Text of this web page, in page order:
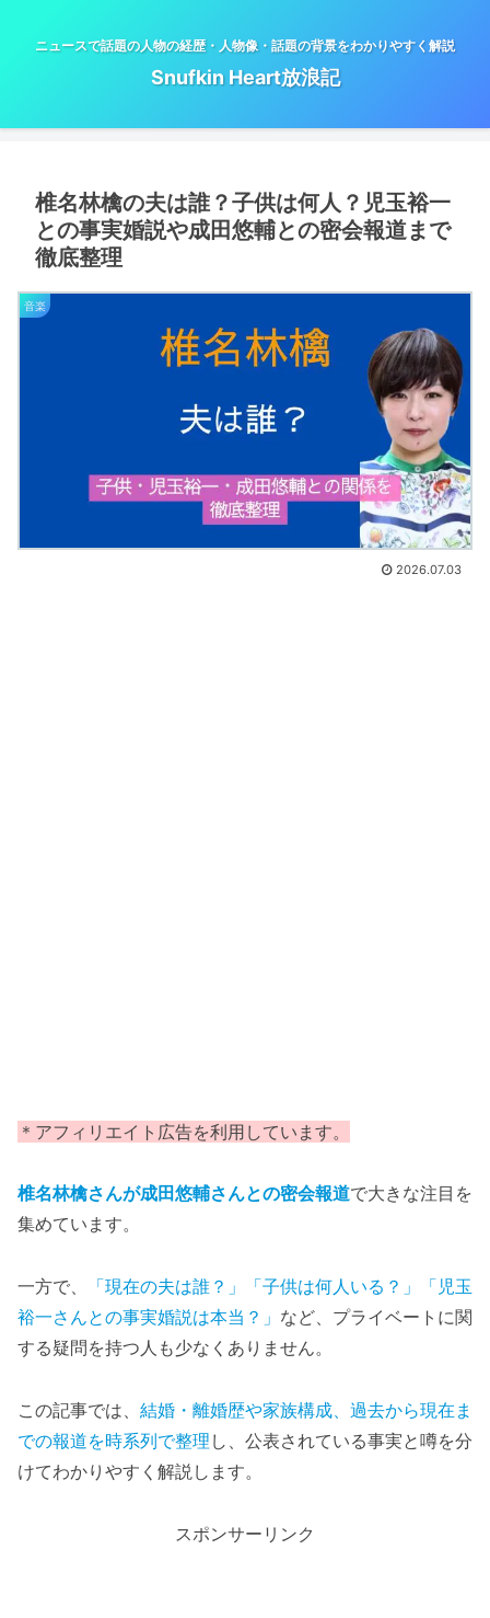
ニュースで話題の人物の経歴・人物像・話題の背景をわかりやすく解説
Snufkin Heart放浪記
椎名林檎の夫は誰？子供は何人？児玉裕一
との事実婚説や成田悠輔との密会報道まで
徹底整理
音楽
2026.07.03
＊アフィリエイト広告を利用しています。
椎名林檎さんが成田悠輔さんとの密会報道で大きな注目を
集めています。
一方で、
「現在の夫は誰？」「子供は何人いる？」「児玉
裕一さんとの事実婚説は本当？」 など、プライベートに関
する疑問を持つ人も少なくありません。
この記事では、 結婚・離婚歴や家族構成、過去から現在ま
での報道を時系列で整理 し、公表されている事実と噂を分
けてわかりやすく解説します。
スポンサーリンク